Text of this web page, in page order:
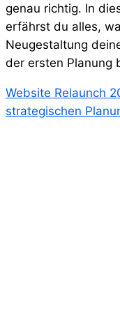
genau richtig. In
erfährst du alles,
Neugestaltung
der ersten Planung
Website Relaunch
strategischen